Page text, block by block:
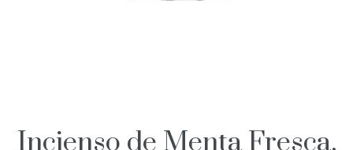
Incienso de Menta Fresca,